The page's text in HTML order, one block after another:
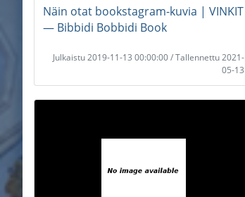
Näin otat bookstagram-kuvia | VINKIT
― Bibbidi Bobbidi Book
Julkaistu 2019-11-13 00:00:00 / Tallennettu 2021-
05-13